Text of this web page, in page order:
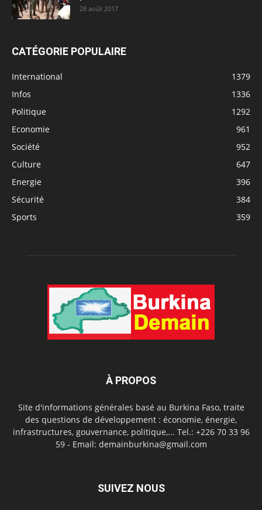
28 août 2017
CATÉGORIE POPULAIRE
International
1379
Infos
1336
Politique
1292
Economie
961
Société
952
Culture
647
Energie
396
Sécurité
384
Sports
359
À PROPOS
Site d'informations générales basé au Burkina Faso, traite
des questions de développement : économie, énergie,
infrastructures, gouvernance, politique,... Tel.: +226 70 33 96
59 - Email: demainburkina@gmail.com
SUIVEZ NOUS